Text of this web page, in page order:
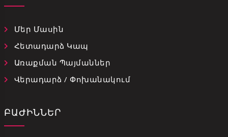
Մեր Մասին
Հետադարձ Կապ
Առաքման Պայմաններ
Վերադարձ / Փոխանակում
ԲԱԺԻՆՆԵՐ